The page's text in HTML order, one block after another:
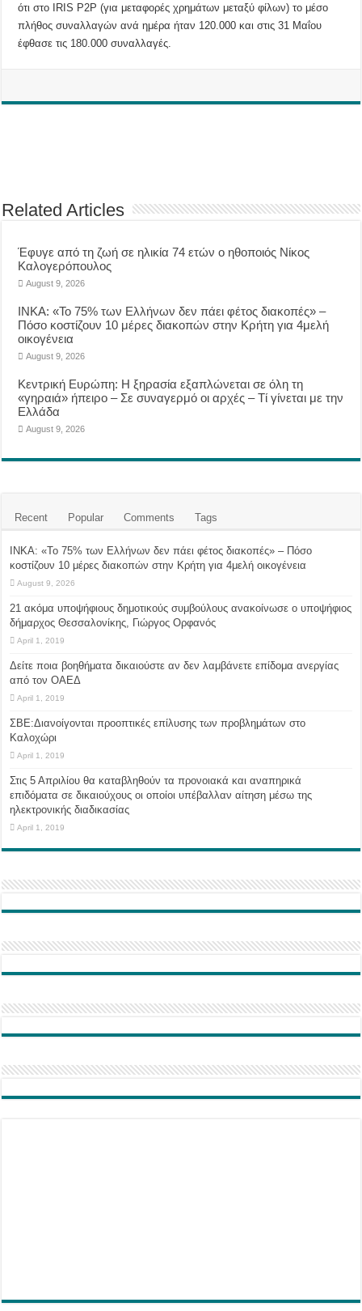
ότι στο IRIS P2P (για μεταφορές χρημάτων μεταξύ φίλων) το μέσο
πλήθος συναλλαγών ανά ημέρα ήταν 120.000 και στις 31 Μαΐου
έφθασε τις 180.000 συναλλαγές.
Related Articles
Έφυγε από τη ζωή σε ηλικία 74 ετών ο ηθοποιός Νίκος
Καλογερόπουλος
August 9, 2026
ΙΝΚΑ: «Το 75% των Ελλήνων δεν πάει φέτος διακοπές» –
Πόσο κοστίζουν 10 μέρες διακοπών στην Κρήτη για 4μελή
οικογένεια
August 9, 2026
Κεντρική Ευρώπη: Η ξηρασία εξαπλώνεται σε όλη τη
«γηραιά» ήπειρο – Σε συναγερμό οι αρχές – Τί γίνεται με την
Ελλάδα
August 9, 2026
Recent Popular Comments Tags
ΙΝΚΑ: «Το 75% των Ελλήνων δεν πάει φέτος διακοπές» – Πόσο
κοστίζουν 10 μέρες διακοπών στην Κρήτη για 4μελή οικογένεια
August 9, 2026
21 ακόμα υποψήφιους δημοτικούς συμβούλους ανακοίνωσε ο υποψήφιος
δήμαρχος Θεσσαλονίκης, Γιώργος Ορφανός
April 1, 2019
Δείτε ποια βοηθήματα δικαιούστε αν δεν λαμβάνετε επίδομα ανεργίας
από τον ΟΑΕΔ
April 1, 2019
ΣΒΕ:Διανοίγονται προοπτικές επίλυσης των προβλημάτων στο
Καλοχώρι
April 1, 2019
Στις 5 Απριλίου θα καταβληθούν τα προνοιακά και αναπηρικά
επιδόματα σε δικαιούχους οι οποίοι υπέβαλλαν αίτηση μέσω της
ηλεκτρονικής διαδικασίας
April 1, 2019